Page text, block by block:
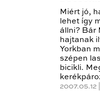
Miért jó,
lehet így
állni? Bár
hajtanak
Yorkban
szépen
bicikli.
2007.05.12 |